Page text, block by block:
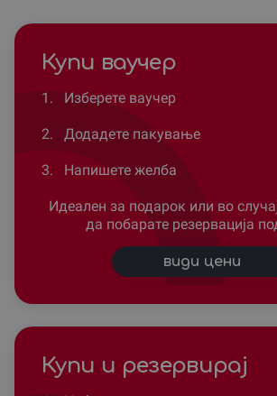
Купи ваучер
1. Изберете ваучер
2. Додадете пакување
3. Напишете желба
Идеален за подарок или во
да побарате резервација
види цени
Купи и резервирај